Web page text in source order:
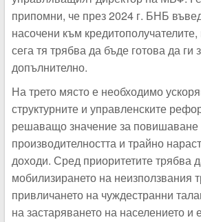
припомни, че през 2024 г. БНБ
насочени към
сега тя трябва да бъде готова да ги
допълнително.
На трето място е необходимо
структурните и управленските
решаващо значение за повишаване
производителността и трайно
доходи. Сред приоритетите трябва
мобилизирането на неизползвания
привличането на чуждестранни
на застаряването на населението и